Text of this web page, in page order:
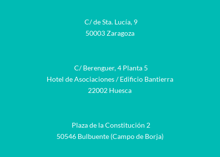
C/ de Sta. Lucía, 9
50003 Zaragoza
C/ Berenguer, 4 Planta 5
Hotel de Asociaciones / Edificio Bantierra
22002 Huesca
Plaza de la Constitución 2
50546 Bulbuente (Campo de Borja)